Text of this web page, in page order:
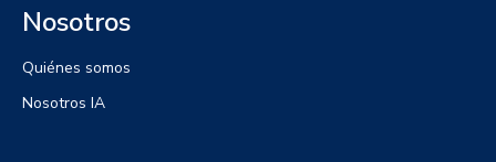
Nosotros
Quiénes somos
Nosotros IA